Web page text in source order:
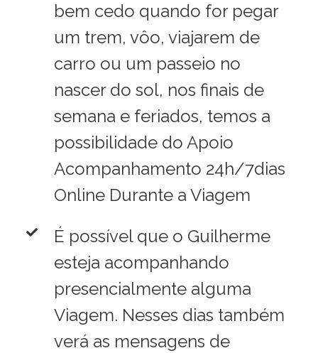
bem cedo quando for pegar
um trem, vôo, viajarem de
carro ou um passeio no
nascer do sol, nos finais de
semana e feriados, temos a
possibilidade do Apoio
Acompanhamento 24h/7dias
Online Durante a Viagem
É possível que o Guilherme
esteja acompanhando
presencialmente alguma
Viagem. Nesses dias também
verá as mensagens de